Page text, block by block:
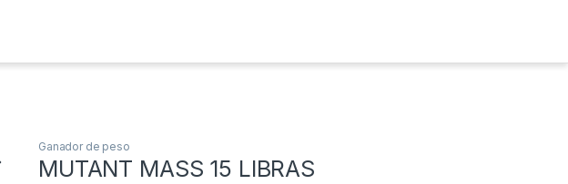
Ganador de peso
MUTANT MASS 15 LIBRAS